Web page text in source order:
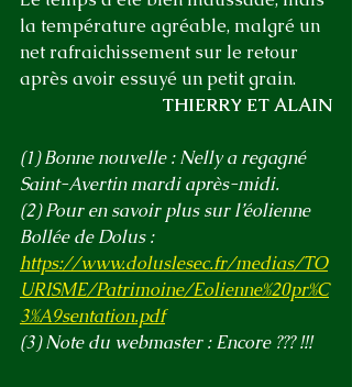
la température agréable, malgré un
net rafraichissement sur le retour
après avoir essuyé un petit grain.
THIERRY ET ALAIN
(1) Bonne nouvelle : Nelly a regagné
Saint-Avertin mardi après-midi.
(2) Pour en savoir plus sur l’éolienne
Bollée de Dolus :
https://www.doluslesec.fr/medias/TO
URISME/Patrimoine/Eolienne%20pr%C
3%A9sentation.pdf
(3) Note du webmaster : Encore ??? !!!